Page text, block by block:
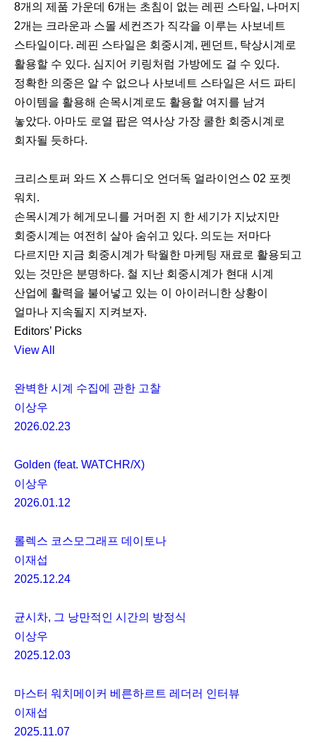
8개의 제품 가운데 6개는 초침이 없는 레핀 스타일, 나머지
2개는 크라운과 스몰 세컨즈가 직각을 이루는 사보네트
스타일이다. 레핀 스타일은 회중시계, 펜던트, 탁상시계로
활용할 수 있다. 심지어 키링처럼 가방에도 걸 수 있다.
정확한 의중은 알 수 없으나 사보네트 스타일은 서드 파티
아이템을 활용해 손목시계로도 활용할 여지를 남겨
놓았다. 아마도 로열 팝은 역사상 가장 쿨한 회중시계로
회자될 듯하다.
크리스토퍼 와드 X 스튜디오 언더독 얼라이언스 02 포켓
워치.
손목시계가 헤게모니를 거머쥔 지 한 세기가 지났지만
회중시계는 여전히 살아 숨쉬고 있다. 의도는 저마다
다르지만 지금 회중시계가 탁월한 마케팅 재료로 활용되고
있는 것만은 분명하다. 철 지난 회중시계가 현대 시계
산업에 활력을 불어넣고 있는 이 아이러니한 상황이
얼마나 지속될지 지켜보자.
Editors’ Picks
View All
완벽한 시계 수집에 관한 고찰
이상우
2026.02.23
Golden (feat. WATCHR/X)
이상우
2026.01.12
롤렉스 코스모그래프 데이토나
이재섭
2025.12.24
균시차, 그 낭만적인 시간의 방정식
이상우
2025.12.03
마스터 워치메이커 베른하르트 레더러 인터뷰
이재섭
2025.11.07